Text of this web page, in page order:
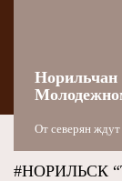
Норильчан
От северян
#НОРИЛЬСК